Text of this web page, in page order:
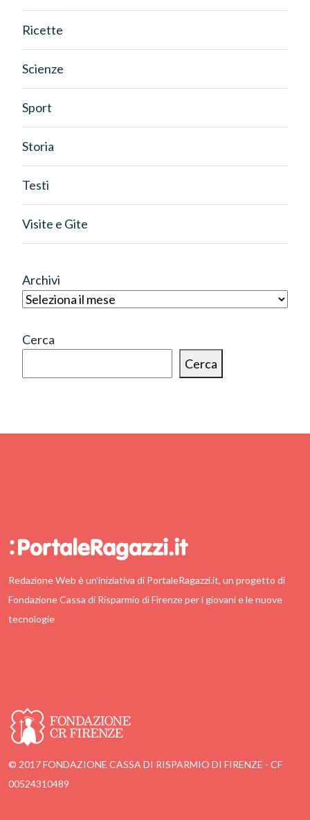
Ricette
Scienze
Sport
Storia
Testi
Visite e Gite
Archivi
Cerca
Cerca
Redazione Web è un'iniziativa di PortaleRagazzi.it, un progetto di
Fondazione Cassa di Risparmio di Firenze per i giovani e le nuove
tecnologie
© 2017 FONDAZIONE CASSA DI RISPARMIO DI FIRENZE - CF
00524310489